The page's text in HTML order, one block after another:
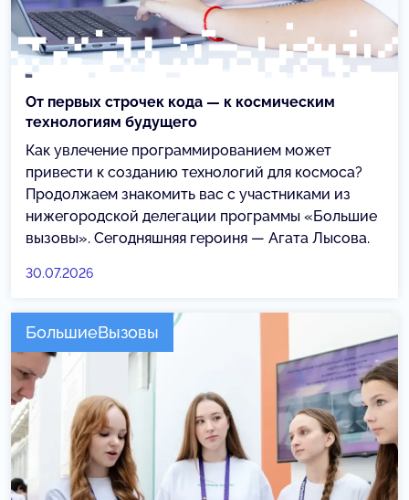
От первых строчек кода — к космическим
технологиям будущего
Как увлечение программированием может
привести к созданию технологий для космоса?
Продолжаем знакомить вас с участниками из
нижегородской делегации программы «Большие
вызовы». Сегодняшняя героиня — Агата Лысова.
30.07.2026
БольшиеВызовы